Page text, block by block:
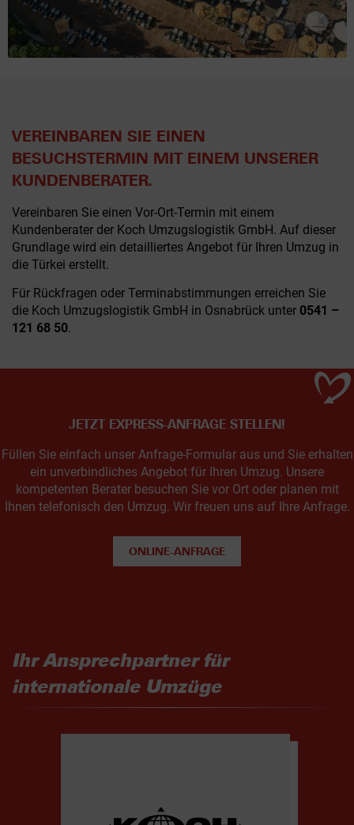
VEREINBAREN SIE EINEN
BESUCHSTERMIN MIT EINEM UNSERER
KUNDENBERATER.
Vereinbaren Sie einen Vor-Ort-Termin mit einem
Kundenberater der Koch Umzugslogistik GmbH. Auf dieser
Grundlage wird ein detailliertes Angebot für Ihren Umzug in
die Türkei erstellt.
Für Rückfragen oder Terminabstimmungen erreichen Sie
die Koch Umzugslogistik GmbH in Osnabrück unter 0541 –
121 68 50.
JETZT EXPRESS-ANFRAGE STELLEN!
Füllen Sie einfach unser Anfrage-Formular aus und Sie erhalten
ein unverbindliches Angebot für Ihren Umzug. Unsere
kompetenten Berater besuchen Sie vor Ort oder planen mit
Ihnen telefonisch den Umzug. Wir freuen uns auf Ihre Anfrage.
ONLINE-ANFRAGE
Ihr Ansprechpartner für
internationale Umzüge